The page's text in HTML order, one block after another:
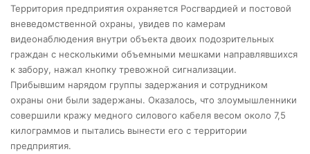
Территория предприятия охраняется Росгвардией и постовой
вневедомственной охраны, увидев по камерам
видеонаблюдения внутри объекта двоих подозрительных
граждан с несколькими объемными мешками направлявшихся
к забору, нажал кнопку тревожной сигнализации.
Прибывшим нарядом группы задержания и сотрудником
охраны они были задержаны. Оказалось, что злоумышленники
совершили кражу медного силового кабеля весом около 7,5
килограммов и пытались вынести его с территории
предприятия.